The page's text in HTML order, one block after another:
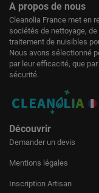
A propos de nous
Cleanolia France met en
sociétés de nettoyage,
traitement de nuisibles
Nous avons sélectionné
par leur efficacité, que
sécurité.
Découvrir
Demander un devis
Mentions légales
Inscription Artisan